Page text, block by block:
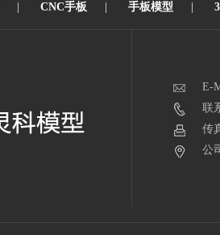
CNC手板 手板模型
E-
联
传
公